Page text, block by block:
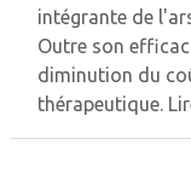
intégrante de
Outre son
diminution du
thérapeutique.